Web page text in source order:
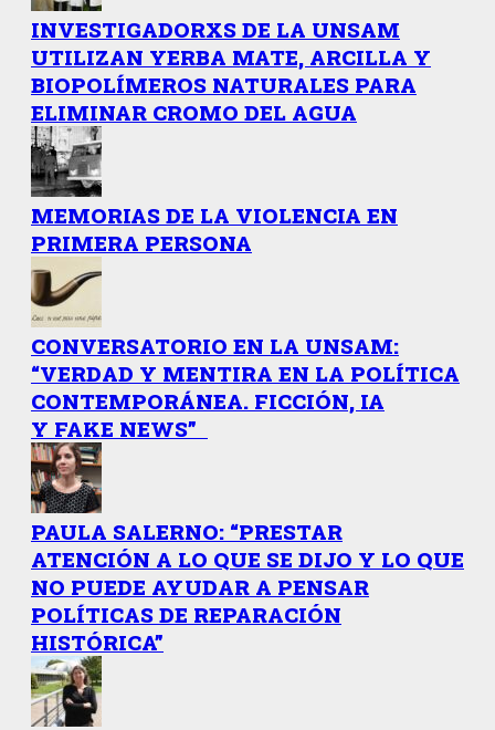
INVESTIGADORXS DE LA UNSAM
UTILIZAN YERBA MATE, ARCILLA Y
BIOPOLÍMEROS NATURALES PARA
ELIMINAR CROMO DEL AGUA
MEMORIAS DE LA VIOLENCIA EN
PRIMERA PERSONA
CONVERSATORIO EN LA UNSAM:
“VERDAD Y MENTIRA EN LA POLÍTICA
CONTEMPORÁNEA. FICCIÓN, IA
Y FAKE NEWS”
PAULA SALERNO: “PRESTAR
ATENCIÓN A LO QUE SE DIJO Y LO QUE
NO PUEDE AYUDAR A PENSAR
POLÍTICAS DE REPARACIÓN
HISTÓRICA”